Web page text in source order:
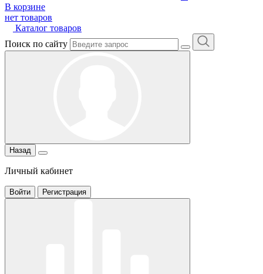
В корзине
нет товаров
Каталог товаров
Поиск по сайту
Назад
Личный кабинет
Войти Регистрация